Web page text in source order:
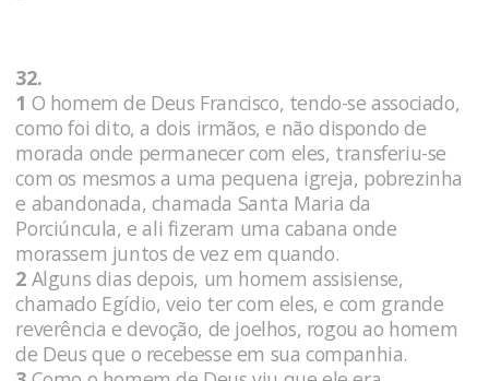
32.
1 O homem de Deus Francisco, tendo-se associado,
como foi dito, a dois irmãos, e não dispondo de
morada onde permanecer com eles, transferiu-se
com os mesmos a uma pequena igreja, pobrezinha
e abandonada, chamada Santa Maria da
Porciúncula, e ali fizeram uma cabana onde
morassem juntos de vez em quando.
2 Alguns dias depois, um homem assisiense,
chamado Egídio, veio ter com eles, e com grande
reverência e devoção, de joelhos, rogou ao homem
de Deus que o recebesse em sua companhia.